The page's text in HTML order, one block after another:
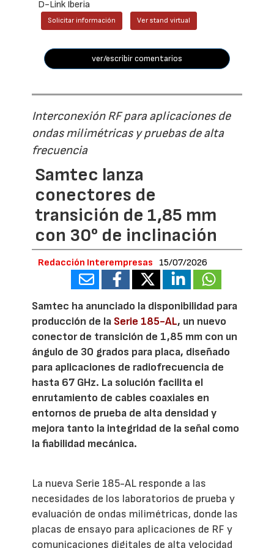
D-Link Iberia
Solicitar información Ver stand virtual
ver/escribir comentarios
Interconexión RF para aplicaciones de
ondas milimétricas y pruebas de alta
frecuencia
Samtec lanza
conectores de
transición de 1,85 mm
con 30° de inclinación
Redacción Interempresas 15/07/2026
Samtec ha anunciado la disponibilidad para
producción de la Serie 185-AL, un nuevo
conector de transición de 1,85 mm con un
ángulo de 30 grados para placa, diseñado
para aplicaciones de radiofrecuencia de
hasta 67 GHz. La solución facilita el
enrutamiento de cables coaxiales en
entornos de prueba de alta densidad y
mejora tanto la integridad de la señal como
la fiabilidad mecánica.
La nueva Serie 185-AL responde a las
necesidades de los laboratorios de prueba y
evaluación de ondas milimétricas, donde las
placas de ensayo para aplicaciones de RF y
comunicaciones digitales de alta velocidad